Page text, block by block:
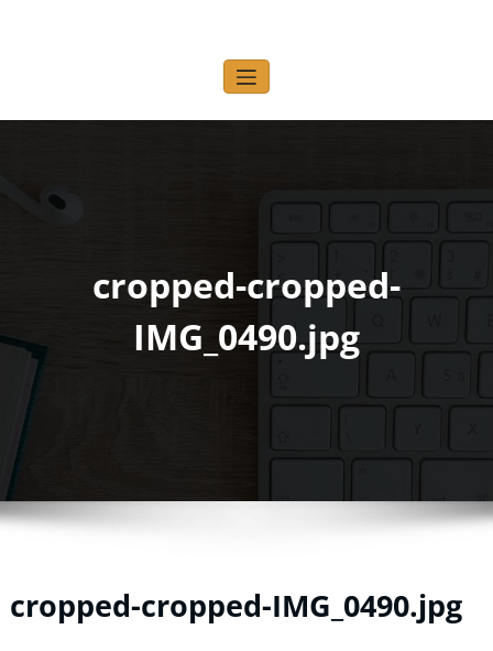
cropped-cropped-
IMG_0490.jpg
cropped-cropped-IMG_0490.jpg